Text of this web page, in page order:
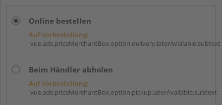
Online bestellen
Auf Vorbestellung:
vue.ads.priceMerchantBox.option.delivery.laterAvailable.subtext
Beim Händler abholen
Auf Vorbestellung:
vue.ads.priceMerchantBox.option.pickup.laterAvailable.subtext